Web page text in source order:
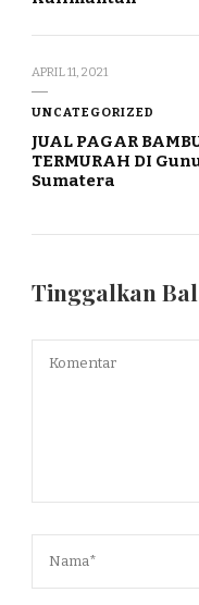
APRIL 11, 2021
UNCATEGORIZED
JUAL PAGAR
TERMURAH DI
Sumatera
Tinggalkan